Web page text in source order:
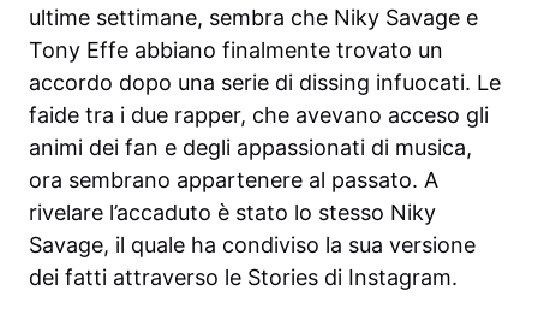
ultime settimane, sembra che Niky Savage e
Tony Effe abbiano finalmente trovato un
accordo dopo una serie di dissing infuocati. Le
faide tra i due rapper, che avevano acceso gli
animi dei fan e degli appassionati di musica,
ora sembrano appartenere al passato. A
rivelare l’accaduto è stato lo stesso Niky
Savage, il quale ha condiviso la sua versione
dei fatti attraverso le Stories di Instagram.